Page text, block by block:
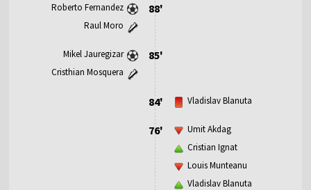
88'
Roberto Fernandez
Raul Moro
85'
Mikel Jauregizar
Cristhian Mosquera
84' Vladislav Blanuta
76'
Umit Akdag
Cristian Ignat
Louis Munteanu
Vladislav Blanuta